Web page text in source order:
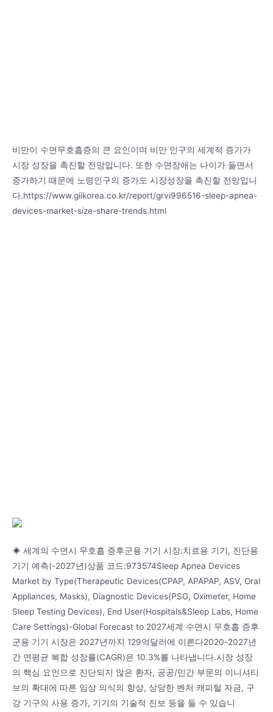
비만이 수면무호흡증의 큰 요인이며 비만 인구의 세계적 증가가
시장 성장을 촉진할 전망입니다. 또한 수면장애는 나이가 들면서
증가하기 때문에 노령인구의 증가도 시장성장을 촉진할 전망입니
다.https://www.giikorea.co.kr/report/grvi996516-sleep-apnea-
devices-market-size-share-trends.html
◈ 세계의 수면시 무호흡 증후군용 기기 시장:치료용 기기, 진단용
기기 예측(-2027년)상품 코드:973574Sleep Apnea Devices
Market by Type(Therapeutic Devices(CPAP, APAPAP, ASV, Oral
Appliances, Masks), Diagnostic Devices(PSG, Oximeter, Home
Sleep Testing Devices), End User(Hospitals&Sleep Labs, Home
Care Settings)-Global Forecast to 2027세계 수면시 무호흡 증후
군용 기기 시장은 2027년까지 129억달러에 이른다2020-2027년
간 연평균 복합 성장률(CAGR)은 10.3%를 나타냅니다.시장 성장
의 핵심 요인으로 진단되지 않은 환자, 공공/민간 부문의 이니셔티
브의 확대에 따른 임상 의식의 향상, 상당한 벤처 캐피털 자금, 구
강 기구의 사용 증가, 기기의 기술적 진보 등을 들 수 있습니